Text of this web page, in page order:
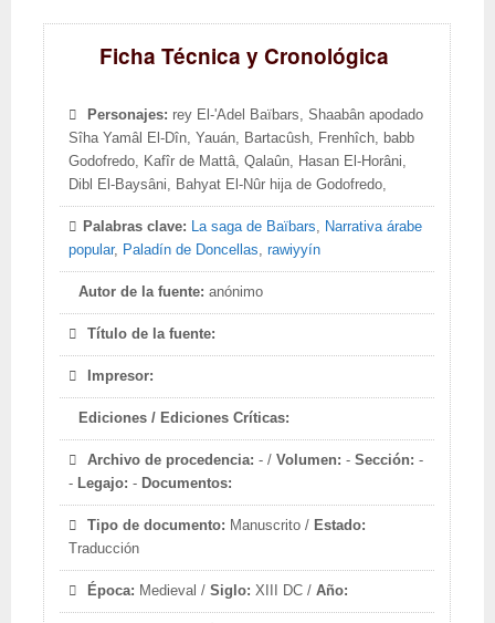
Ficha Técnica y Cronológica
Personajes: rey El-'Adel Baïbars, Shaabân apodado
Sîha Yamâl El-Dîn, Yauán, Bartacûsh, Frenhîch, babb
Godofredo, Kafîr de Mattâ, Qalaûn, Hasan El-Horâni,
Dibl El-Baysâni, Bahyat El-Nûr hija de Godofredo,
Palabras clave: La saga de Baïbars, Narrativa árabe
popular, Paladín de Doncellas,rawiyyín
Autor de la fuente: anónimo
Título de la fuente:
Impresor:
Ediciones / Ediciones Críticas:
Archivo de procedencia: - /Volumen: -Sección: -
- Legajo: - Documentos:
Tipo de documento: Manuscrito / Estado:
Traducción
Época: Medieval /Siglo: XIII DC /Año: